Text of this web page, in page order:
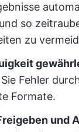
so
zu
Fehler
Formate.
und